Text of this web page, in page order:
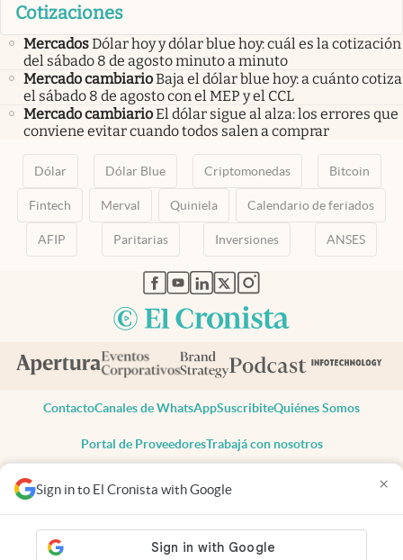
Sign in to El Cronista with Google ×
Cotizaciones
MercadosDólar hoy y dólar blue hoy: cuál es la cotización
del sábado 8 de agosto minuto a minuto
Mercado cambiarioBaja el dólar blue hoy: a cuánto cotiza
el sábado 8 de agosto con el MEP y el CCL
Mercado cambiarioEl dólar sigue al alza: los errores que
conviene evitar cuando todos salen a comprar
Dólar Dólar Blue Criptomonedas Bitcoin
Fintech Merval Quiniela Calendario de feriados
AFIP Paritarias Inversiones ANSES
abre en nueva pestaña
abre en nueva pestaña
abre en nueva pestaña
abre en nueva pestaña
abre en nueva pestaña
ContactoCanales de WhatsAppSuscribiteQuiénes Somos
Portal de ProveedoresTrabajá con nosotros
Todos los derechos reservados
Privacidad
Consentimiento